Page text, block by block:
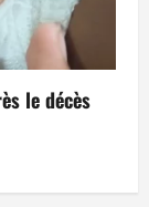
le décès